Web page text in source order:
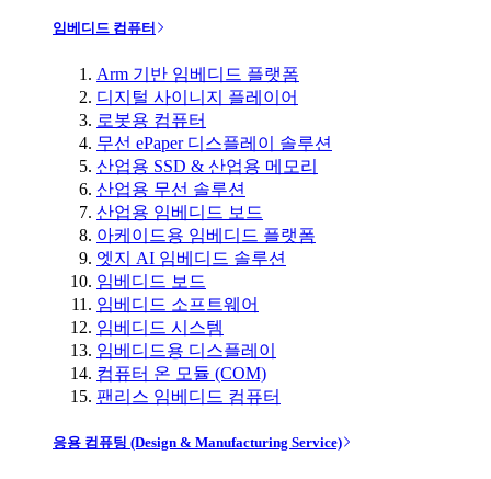
임베디드 컴퓨터
Arm 기반 임베디드 플랫폼
디지털 사이니지 플레이어
로봇용 컴퓨터
무선 ePaper 디스플레이 솔루션
산업용 SSD & 산업용 메모리
산업용 무선 솔루션
산업용 임베디드 보드
아케이드용 임베디드 플랫폼
엣지 AI 임베디드 솔루션
임베디드 보드
임베디드 소프트웨어
임베디드 시스템
임베디드용 디스플레이
컴퓨터 온 모듈 (COM)
팬리스 임베디드 컴퓨터
응용 컴퓨팅 (Design & Manufacturing Service)